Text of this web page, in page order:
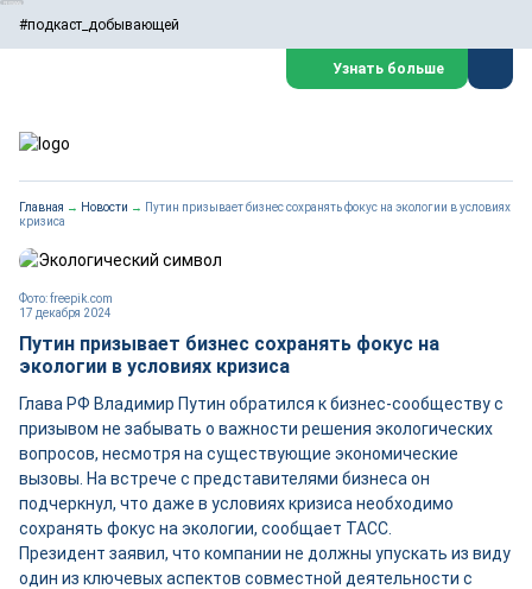
#подкаст_добывающей
Узнать больше
Главная → Новости → Путин призывает бизнес сохранять фокус на экологии в условиях
кризиса
17 декабря 2024
Фото: freepik.com
Путин призывает бизнес сохранять фокус на
экологии в условиях кризиса
Глава РФ Владимир Путин обратился к бизнес-сообществу с
призывом не забывать о важности решения экологических
вопросов, несмотря на существующие экономические
вызовы. На встрече с представителями бизнеса он
подчеркнул, что даже в условиях кризиса необходимо
сохранять фокус на экологии, сообщает ТАСС.
Президент заявил, что компании не должны упускать из виду
один из ключевых аспектов совместной деятельности с